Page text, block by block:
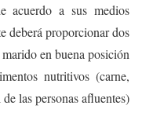
acuerdo a sus medios
deberá proporcionar dos
en buena posición
nutritivos (carne,
las personas afluentes)